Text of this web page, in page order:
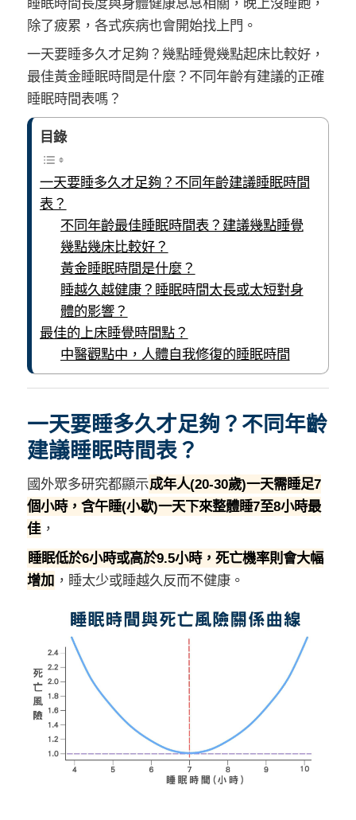
睡眠時間長度與身體健康息息相關，晚上沒睡飽，
除了疲累，各式疾病也會開始找上門。
一天要睡多久才足夠？幾點睡覺幾點起床比較好，
最佳黃金睡眠時間是什麼？不同年齡有建議的正確
睡眠時間表嗎？
目錄
一天要睡多久才足夠？不同年齡建議睡眠時間
表？
不同年齡最佳睡眠時間表？建議幾點睡覺
幾點幾床比較好？
黃金睡眠時間是什麼？
睡越久越健康？睡眠時間太長或太短對身
體的影響？
最佳的上床睡覺時間點？
中醫觀點中，人體自我修復的睡眠時間
一天要睡多久才足夠？不同年齡
建議睡眠時間表？
國外眾多研究都顯示成年人(20-30歲)一天需睡足7
個小時，含午睡(小歇)一天下來整體睡7至8小時最
佳 ，
睡眠低於6小時或高於9.5小時，死亡機率則會大幅
增加 ，睡太少或睡越久反而不健康。